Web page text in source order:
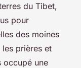
du Tibet,
pour
des moines
prières et
occupé une